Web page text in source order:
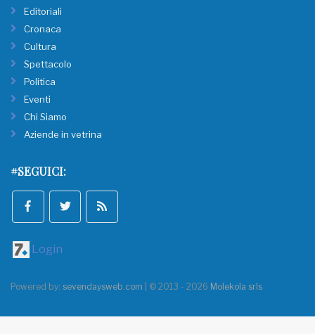
Editoriali
Cronaca
Cultura
Spettacolo
Politica
Eventi
Chi Siamo
Aziende in vetrina
#SEGUICI:
Login
Powered by: sevendaysweb.com | © 2013 - 2026 Molekola srls